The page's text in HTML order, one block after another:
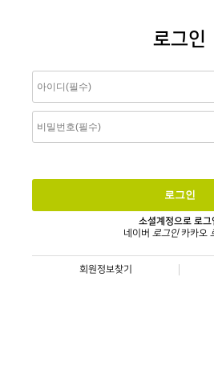
로그인
소셜계정으로 로그
네이버 로그인 카카오
회원정보찾기